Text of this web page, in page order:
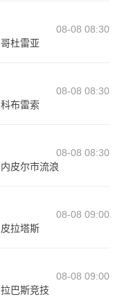
08-08 08:30
哥杜雷亚
08-08 08:30
科布雷索
08-08 08:30
内皮尔市流浪
08-08 09:00
皮拉塔斯
08-08 09:00
拉巴斯竞技